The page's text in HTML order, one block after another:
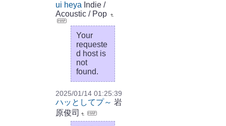
ui heya Indie /
Acoustic / Pop
Your
requeste
d host is
not
found.
2025/01/14 01:25:39
ハッとしてプ～ 岩
原俊司